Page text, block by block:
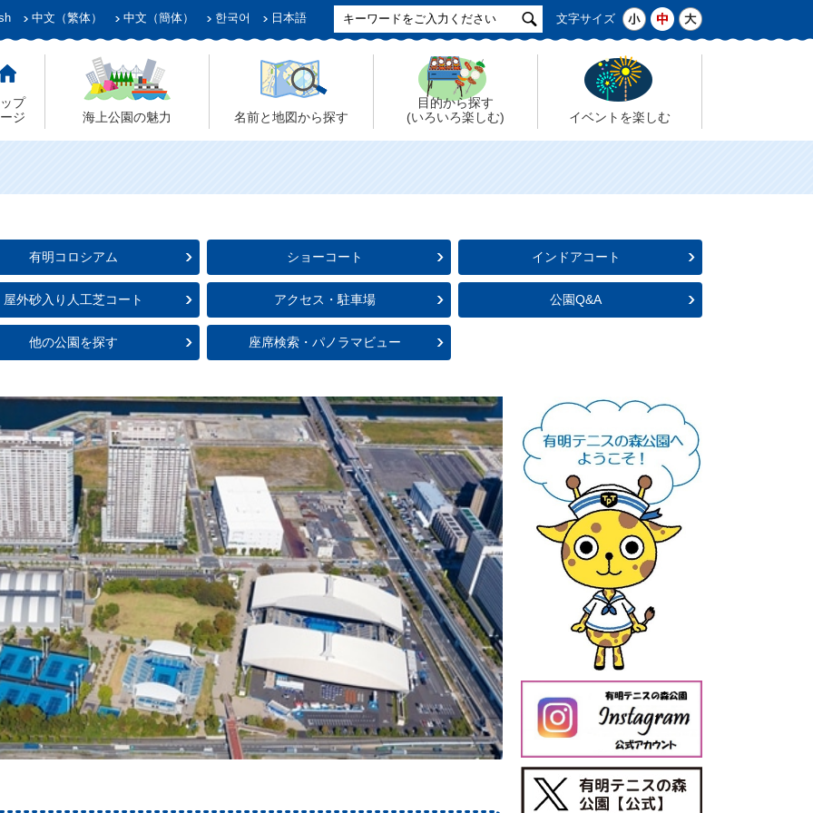
中文（繁体） 中文（簡体） 한국어 日本語 文字サイズ
プ
ジ
海上公園の魅力 名前と地図から探す
目的から探す
(いろいろ楽しむ)
イベントを楽しむ
有明コロシアム ショーコート インドアコート
屋外砂入り人工芝コート アクセス・駐車場 公園Q&A
他の公園を探す 座席検索・パノラマビュー
今日の有明テニスの森公園
【公式X】